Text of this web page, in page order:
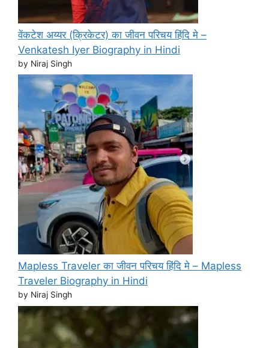
वेंकटेश अय्यर (क्रिकेटर) का जीवन परिचय हिंदि मे –
Venkatesh Iyer Biography in Hindi
by Niraj Singh
Mapless Traveler का जीवन परिचय हिंदि मे – Mapless
Traveler Biography in Hindi
by Niraj Singh